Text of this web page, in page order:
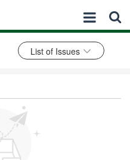
List of Issues